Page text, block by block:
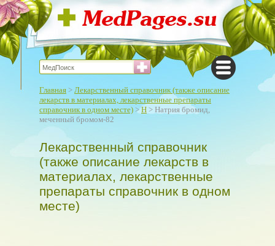
Главная > Лекарственный справочник (также описание
лекарств в материалах, лекарственные препараты
справочник в одном месте) >Н > Натрия бромид,
меченный бромом-82
Лекарственный справочник
(также описание лекарств в
материалах, лекарственные
препараты справочник в одном
месте)